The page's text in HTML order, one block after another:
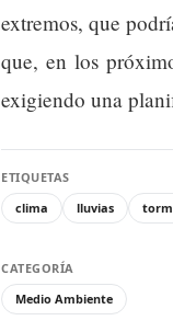
extremos, que
que, en los
exigiendo una
ETIQUETAS
clima
lluvias
CATEGORÍA
Medio Ambiente